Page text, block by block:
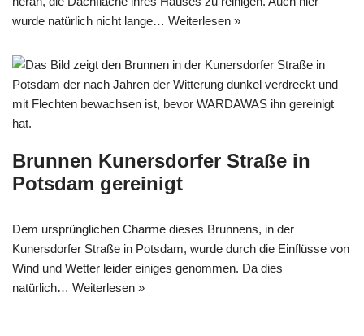
wurde natürlich nicht lange… Weiterlesen »
Brunnen Kunersdorfer Straße in
Potsdam gereinigt
Dem ursprünglichen Charme dieses Brunnens, in der
Kunersdorfer Straße in Potsdam, wurde durch die Einflüsse von
Wind und Wetter leider einiges genommen. Da dies
natürlich… Weiterlesen »